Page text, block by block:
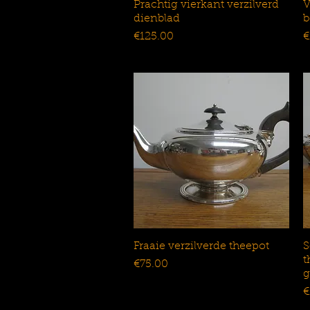
Snel overzicht
Prachtig vierkant verzilverd
dienblad
Prijs
€125.00
Snel overzicht
Fraaie verzilverde theepot
Prijs
€75.00